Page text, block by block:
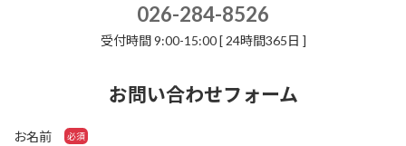
026-284-8526
受付時間 9:00-15:00 [ 24時間365日 ]
お問い合わせフォーム
お名前